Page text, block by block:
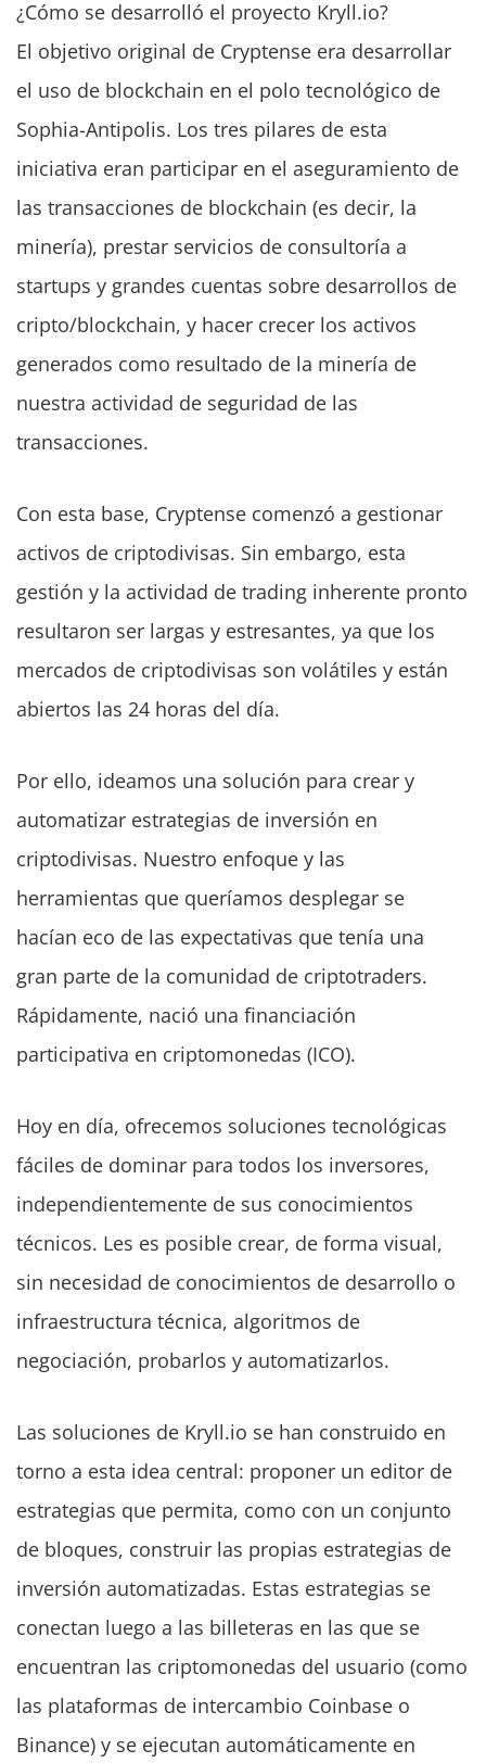
¿Cómo se desarrolló el proyecto Kryll.io?
El objetivo original de Cryptense era desarrollar
el uso de blockchain en el polo tecnológico de
Sophia-Antipolis. Los tres pilares de esta
iniciativa eran participar en el aseguramiento de
las transacciones de blockchain (es decir, la
minería), prestar servicios de consultoría a
startups y grandes cuentas sobre desarrollos de
cripto/blockchain, y hacer crecer los activos
generados como resultado de la minería de
nuestra actividad de seguridad de las
transacciones.
Con esta base, Cryptense comenzó a gestionar
activos de criptodivisas. Sin embargo, esta
gestión y la actividad de trading inherente pronto
resultaron ser largas y estresantes, ya que los
mercados de criptodivisas son volátiles y están
abiertos las 24 horas del día.
Por ello, ideamos una solución para crear y
automatizar estrategias de inversión en
criptodivisas. Nuestro enfoque y las
herramientas que queríamos desplegar se
hacían eco de las expectativas que tenía una
gran parte de la comunidad de criptotraders.
Rápidamente, nació una financiación
participativa en criptomonedas (ICO).
Hoy en día, ofrecemos soluciones tecnológicas
fáciles de dominar para todos los inversores,
independientemente de sus conocimientos
técnicos. Les es posible crear, de forma visual,
sin necesidad de conocimientos de desarrollo o
infraestructura técnica, algoritmos de
negociación, probarlos y automatizarlos.
Las soluciones de Kryll.io se han construido en
torno a esta idea central: proponer un editor de
estrategias que permita, como con un conjunto
de bloques, construir las propias estrategias de
inversión automatizadas. Estas estrategias se
conectan luego a las billeteras en las que se
encuentran las criptomonedas del usuario (como
las plataformas de intercambio Coinbase o
Binance) y se ejecutan automáticamente en